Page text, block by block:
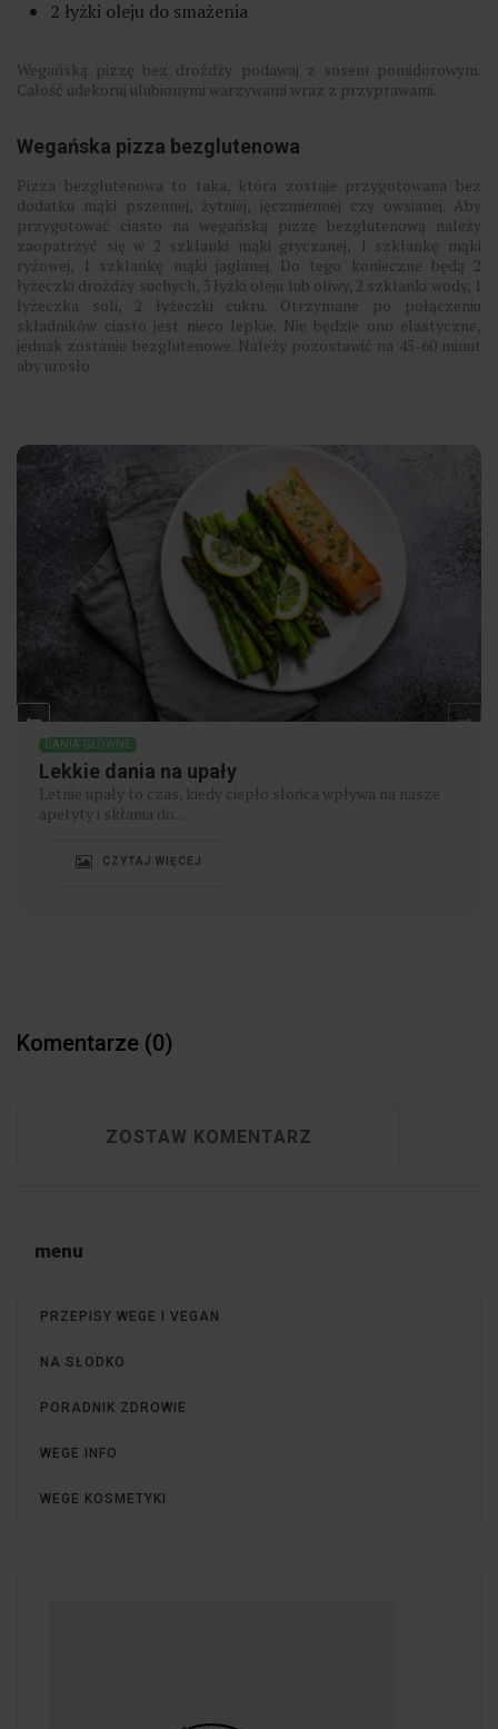
2 łyżki oleju do smażenia
Wegańską pizzę bez drożdży podawaj z sosem pomidorowym.
Całość udekoruj ulubionymi warzywami wraz z przyprawami.
Wegańska pizza bezglutenowa
Pizza bezglutenowa to taka, która zostaje przygotowana bez
dodatku mąki pszennej, żytniej, jęczmiennej czy owsianej. Aby
przygotować ciasto na wegańską pizzę bezglutenową należy
zaopatrzyć się w 2 szklanki mąki gryczanej, 1 szklankę mąki
ryżowej, 1 szklankę mąki jaglanej. Do tego konieczne będą 2
łyżeczki drożdży suchych, 3 łyżki oleju lub oliwy, 2 szklanki wody, 1
łyżeczka soli, 2 łyżeczki cukru. Otrzymane po połączeniu
składników ciasto jest nieco lepkie. Nie będzie ono elastyczne,
jednak zostanie bezglutenowe. Należy pozostawić na 45-60 minut
aby urosło.
DANIA GŁÓWNE
7 pysznych pomysłów z wegetariańskiej
kuchni indyjskiej
Jeśli szukasz pysznych wegetariańskich potraw do
Komentarze (0)
ZOSTAW KOMENTARZ
menu
PRZEPISY WEGE I VEGAN
NA SŁODKO
PORADNIK ZDROWIE
WEGE INFO
WEGE KOSMETYKI